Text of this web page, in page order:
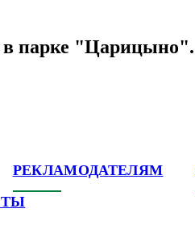
в парке "Царицыно".
РЕКЛАМОДАТЕЛЯМ